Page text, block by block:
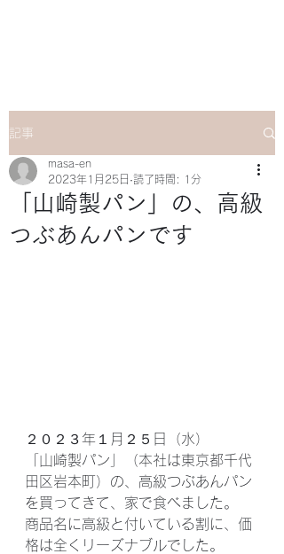
記事
「山崎製パン」の、高級
つぶあんパンです
masa-en
2023年1月25日 読了時間: 1分
２０２３年１月２５日（水）
「山崎製パン」（本社は東京都千代
田区岩本町）の、高級つぶあんパン
を買ってきて、家で食べました。
商品名に高級と付いている割に、価
格は全くリーズナブルでした。